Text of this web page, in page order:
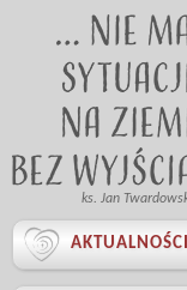
ks. Jan
 AKTUALNOŚCI